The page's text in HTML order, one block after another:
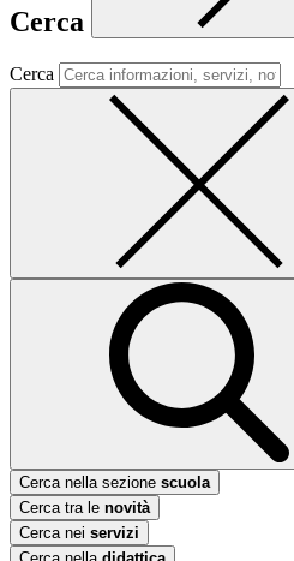
Cerca
Cerca
Cerca nella sezione scuola
Cerca tra le novità
Cerca nei servizi